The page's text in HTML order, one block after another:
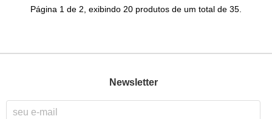
Página 1 de 2, exibindo 20 produtos de um total de 35.
Newsletter